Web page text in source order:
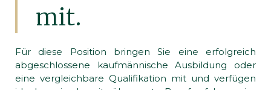
mit.
Für diese Position bringen Sie eine erfolgreich
abgeschlossene kaufmännische Ausbildung oder
eine vergleichbare Qualifikation mit und verfügen